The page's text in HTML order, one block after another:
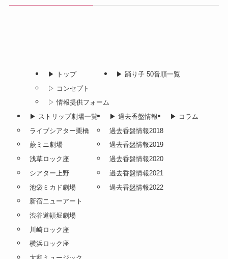
▶︎ トップ
▷ コンセプト
▷ 情報提供フォーム
▶︎ 踊り子 50音順一覧
▶︎ ストリップ劇場一覧
ライブシアター栗橋
蕨ミニ劇場
浅草ロック座
シアター上野
池袋ミカド劇場
新宿ニューアート
渋谷道頓堀劇場
川崎ロック座
横浜ロック座
▶︎ 過去香盤情報
過去香盤情報2018
過去香盤情報2019
過去香盤情報2020
過去香盤情報2021
過去香盤情報2022
▶︎ コラム